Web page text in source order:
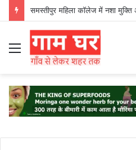
समस्तीपुर महिला कॉलेज में नशा मुक्ति
Menu